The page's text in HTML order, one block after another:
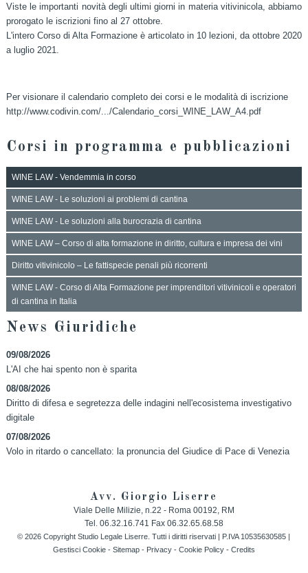
Viste le importanti novità degli ultimi giorni in materia vitivinicola, abbiamo
prorogato le iscrizioni fino al 27 ottobre.
L'intero Corso di Alta Formazione è articolato in 10 lezioni, da ottobre 2020
a luglio 2021.
Per visionare il calendario completo dei corsi e le modalità di iscrizione
http://www.codivin.com/.../Calendario_corsi_WINE_LAW_A4.pdf
Corsi in programma e pubblicazioni
WINE LAW - Vendemmia in corso
WINE LAW - Le soluzioni ai problemi di cantina
WINE LAW - Le soluzioni alla burocrazia di cantina
WINE LAW – Corso di alta formazione in diritto, cultura e impresa dei vini
Diritto vitivinicolo – Le fattispecie penali più ricorrenti
WINE LAW - Corso di Alta Formazione per imprenditori vitivinicoli e operatori
di cantina in Italia
News Giuridiche
09/08/2026
L'AI che hai spento non è sparita
08/08/2026
Diritto di difesa e segretezza delle indagini nell'ecosistema investigativo
digitale
07/08/2026
Volo in ritardo o cancellato: la pronuncia del Giudice di Pace di Venezia
Avv. Giorgio Liserre
Viale Delle Milizie, n.22 - Roma 00192, RM
Tel. 06.32.16.741 Fax 06.32.65.68.58
© 2026 Copyright Studio Legale Liserre. Tutti i diritti riservati | P.IVA 10535630585 |
Gestisci Cookie- Sitemap- Privacy- Cookie Policy- Credits